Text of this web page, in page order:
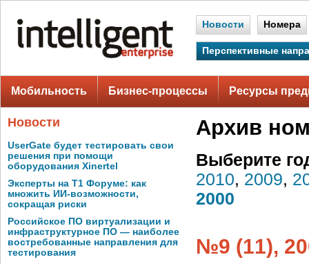
Новости Номера
Перспективные
Мобильность Бизнес-процессы Ресурсы
Новости
UserGate будет тестировать свои
решения при помощи
оборудования Xinertel
Эксперты на Т1 Форуме: как
множить ИИ-возможности,
сокращая риски
Российское ПО виртуализации и
инфраструктурное ПО — наиболее
востребованные направления для
тестирования
Архив
Выберите
2010, 2009,
2000
№9 (11),